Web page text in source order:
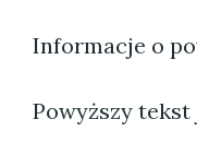
Informacje o
Powyższy